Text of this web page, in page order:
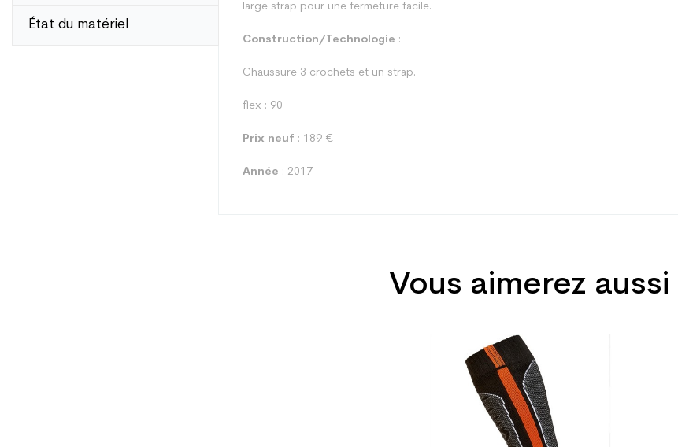
État du matériel
large strap pour une fermeture facile.
Construction/Technologie :
Chaussure 3 crochets et un strap.
flex : 90
Prix neuf : 189 €
Année : 2017
Polyvalent
En achetant d'occasion : Economie CO² (en kg)
Vous aimerez aussi